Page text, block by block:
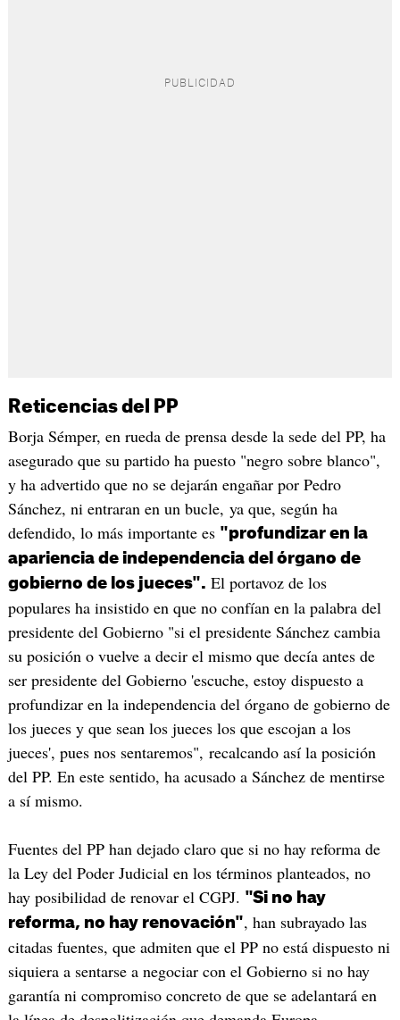
Reticencias del PP
Borja Sémper, en rueda de prensa desde la sede del PP, ha
asegurado que su partido ha puesto "negro sobre blanco",
y ha advertido que no se dejarán engañar por Pedro
Sánchez, ni entraran en un bucle, ya que, según ha
defendido, lo más importante es "profundizar en la
apariencia de independencia del órgano de
gobierno de los jueces". El portavoz de los
populares ha insistido en que no confían en la palabra del
presidente del Gobierno "si el presidente Sánchez cambia
su posición o vuelve a decir el mismo que decía antes de
ser presidente del Gobierno 'escuche, estoy dispuesto a
profundizar en la independencia del órgano de gobierno de
los jueces y que sean los jueces los que escojan a los
jueces', pues nos sentaremos", recalcando así la posición
del PP. En este sentido, ha acusado a Sánchez de mentirse
a sí mismo.
Fuentes del PP han dejado claro que si no hay reforma de
la Ley del Poder Judicial en los términos planteados, no
hay posibilidad de renovar el CGPJ. "Si no hay
reforma, no hay renovación", han subrayado las
citadas fuentes, que admiten que el PP no está dispuesto ni
siquiera a sentarse a negociar con el Gobierno si no hay
garantía ni compromiso concreto de que se adelantará en